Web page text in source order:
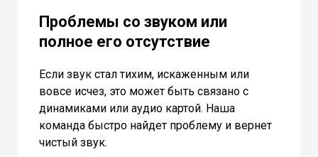
Проблемы со звуком или
полное его отсутствие
Если звук стал тихим, искаженным или
вовсе исчез, это может быть связано с
динамиками или аудио картой. Наша
команда быстро найдет проблему и вернет
чистый звук.